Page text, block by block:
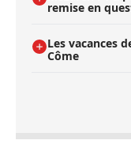
remise en
Les vacances
Côme